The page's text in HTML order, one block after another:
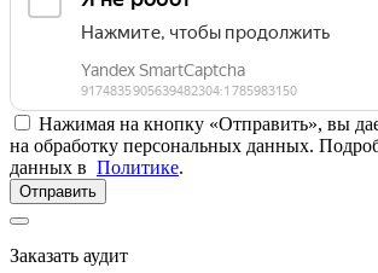
Нажимая на кнопку «Отправить», вы
на обработку персональных данных.
данных в Политике.
Отправить
Заказать аудит